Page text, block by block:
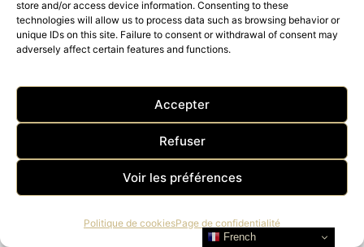
store and/or access device information. Consenting to these
technologies will allow us to process data such as browsing behavior or
unique IDs on this site. Failure to consent or withdrawal of consent may
adversely affect certain features and functions.
Accepter
Refuser
Voir les préférences
Politique de cookiesPage de confidentialité
French